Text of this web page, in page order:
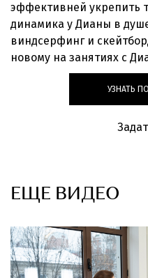
эффективней укрепить
динамика у Дианы в
виндсерфинг и
новому на занятиях с
УЗНАТЬ
ЕЩЕ ВИДЕО